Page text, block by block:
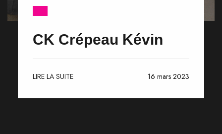
CK Crépeau Kévin
LIRE LA SUITE 16 mars 2023